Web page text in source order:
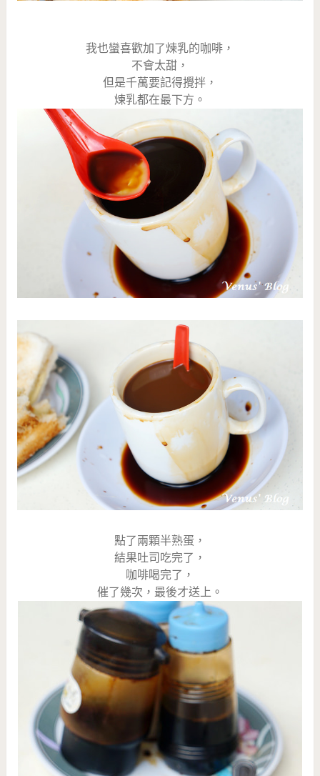
我也蠻喜歡加了煉乳的咖啡，
不會太甜，
但是千萬要記得攪拌，
煉乳都在最下方。
點了兩顆半熟蛋，
結果吐司吃完了，
咖啡喝完了，
催了幾次，最後才送上。